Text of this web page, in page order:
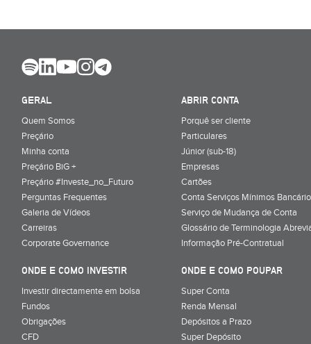
GERAL
Quem Somos
Preçário
Minha conta
Preçário BiG +
Preçário #Investe_no_Futuro
Perguntas Frequentes
Galeria de Vídeos
Carreiras
Corporate Governance
ABRIR CONTA
Porquê ser cliente
Particulares
Júnior (sub-18)
Empresas
Cartões
Conta Serviços Mínimos
Serviço de Mudança de Conta
Glossário de Terminologia
Informação Pré-Contratual
ONDE E COMO INVESTIR
Investir directamente em bolsa
Fundos
Obrigações
CFD
ONDE E COMO POUPAR
Super Conta
Renda Mensal
Depósitos a Prazo
Super Depósito